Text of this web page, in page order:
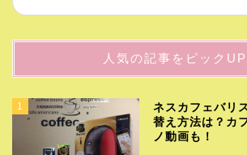
人気の記事をピックUP
1
ネスカフェバリ
替え方法は？カ
ノ動画も！